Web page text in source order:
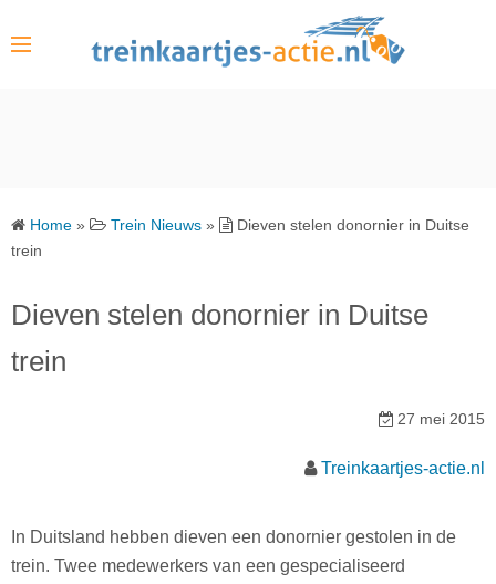
Home » Trein Nieuws »
Dieven stelen donornier in Duitse
trein
Dieven stelen donornier in Duitse
trein
27 mei 2015
Treinkaartjes-actie.nl
In Duitsland hebben dieven een donornier gestolen in de
trein. Twee medewerkers van een gespecialiseerd